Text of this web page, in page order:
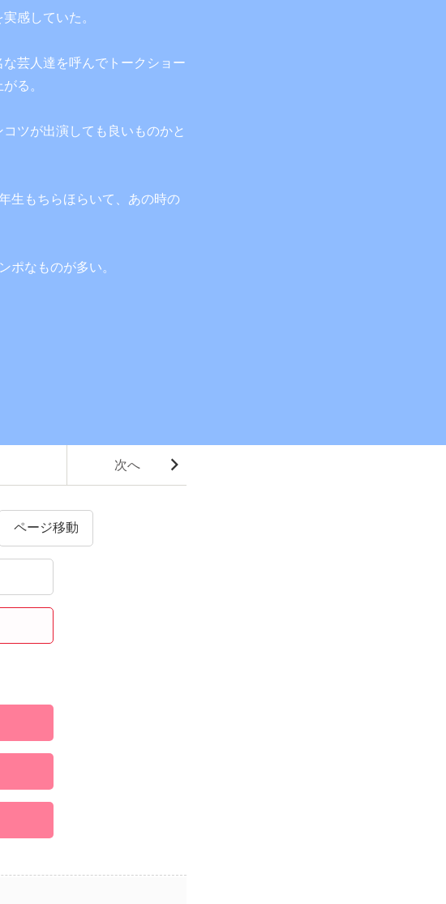
感していた。
芸人達を呼んでトークショー
る。
ツが出演しても良いものかと
生もちらほらいて、あの時の
ポなものが多い。
次へ